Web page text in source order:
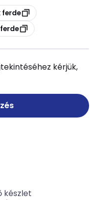
ferde
kérjük,
készlet